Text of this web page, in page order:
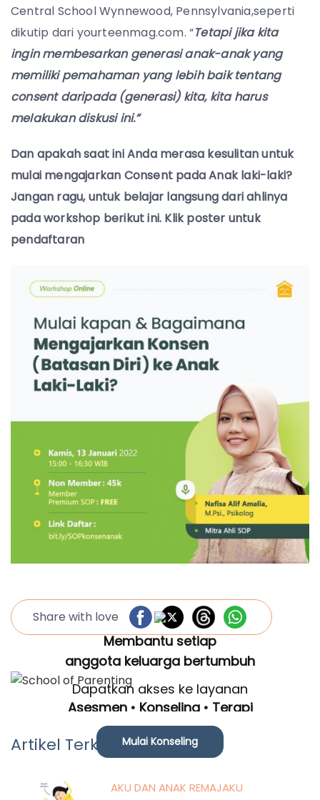
Central School Wynnewood, Pennsylvania,seperti
dikutip dari yourteenmag.com. “Tetapi jika kita
ingin membesarkan generasi anak-anak yang
memiliki pemahaman yang lebih baik tentang
consent daripada (generasi) kita, kita harus
melakukan diskusi ini.”
Dan apakah saat ini Anda merasa kesulitan untuk
mulai mengajarkan Consent pada Anak laki-laki?
Jangan ragu, untuk belajar langsung dari ahlinya
pada workshop berikut ini. Klik poster untuk
pendaftaran
Share with love
Membantu setiap
anggota keluarga bertumbuh
Dapatkan akses ke layanan
Asesmen • Konseling • Terapi
Mulai Konseling
Artikel Terkait
AKU DAN ANAK REMAJAKU